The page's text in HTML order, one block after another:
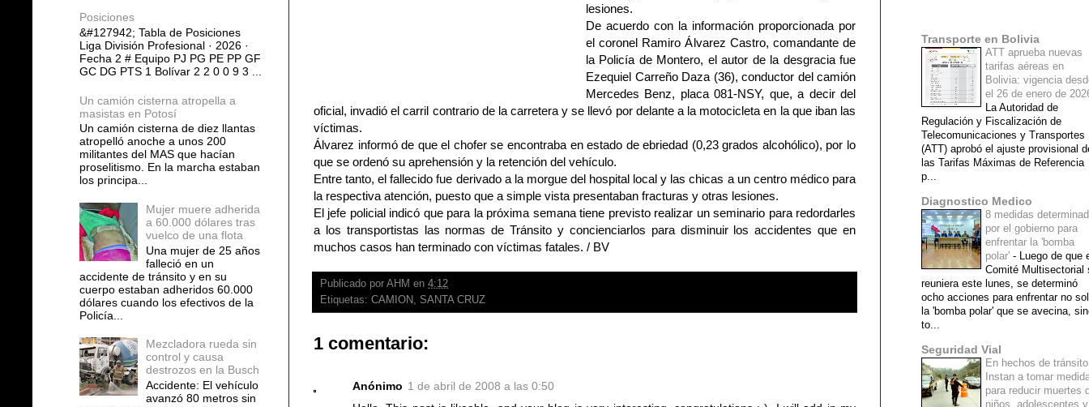
lesiones.
De acuerdo con la información proporcionada por
el coronel Ramiro Álvarez Castro, comandante de
la Policía de Montero, el autor de la desgracia fue
Ezequiel Carreño Daza (36), conductor del camión
Mercedes Benz, placa 081-NSY, que, a decir del
oficial, invadió el carril contrario de la carretera y se llevó por delante a la motocicleta en la que iban las
víctimas.
Álvarez informó de que el chofer se encontraba en estado de ebriedad (0,23 grados alcohólico), por lo
que se ordenó su aprehensión y la retención del vehículo.
Entre tanto, el fallecido fue derivado a la morgue del hospital local y las chicas a un centro médico para
la respectiva atención, puesto que a simple vista presentaban fracturas y otras lesiones.
El jefe policial indicó que para la próxima semana tiene previsto realizar un seminario para redordarles
a los transportistas las normas de Tránsito y concienciarlos para disminuir los accidentes que en
muchos casos han terminado con víctimas fatales. / BV
Publicado por AHM en 4:12
Etiquetas: CAMION, SANTA CRUZ
1 comentario:
Anónimo 1 de abril de 2008 a las 0:50
Posiciones
&#127942; Tabla de Posiciones
Liga División Profesional · 2026 ·
Fecha 2 # Equipo PJ PG PE PP GF
GC DG PTS 1 Bolívar 2 2 0 0 9 3 ...
Un camión cisterna atropella a
masistas en Potosí
Un camión cisterna de diez llantas
atropelló anoche a unos 200
militantes del MAS que hacían
proselitismo. En la marcha estaban
los principa...
Mujer muere adherida
a 60.000 dólares tras
vuelco de una flota
Una mujer de 25 años
falleció en un
accidente de tránsito y en su
cuerpo estaban adheridos 60.000
dólares cuando los efectivos de la
Policía...
Mezcladora rueda sin
control y causa
destrozos en la Busch
Accidente: El vehículo
avanzó 80 metros sin
Transporte en Bolivia
ATT aprueba nuevas
tarifas aéreas en
Bolivia: vigencia
el 26 de enero de
La Autoridad de
Regulación y Fiscalización de
Telecomunicaciones y Transportes
(ATT) aprobó el ajuste provisional
las Tarifas Máximas de Referencia
p...
Diagnostico Medico
8 medidas
por el gobierno para
enfrentar la 'bomba
polar' - Luego de que
Comité Multisectorial
reuniera este lunes, se determinó
ocho acciones para enfrentar no
la 'bomba polar' que se avecina,
to...
Seguridad Vial
En hechos de tránsito
Instan a tomar
para reducir muertes
niños, adolescentes y